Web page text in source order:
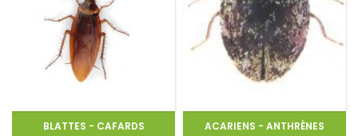
BLATTES - CAFARDS ACARIENS - ANTHRÈNES